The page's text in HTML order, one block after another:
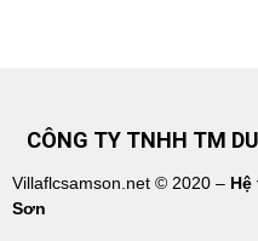
CÔNG TY TNHH TM
Villaflcsamson.net © 2020 –
Sơn